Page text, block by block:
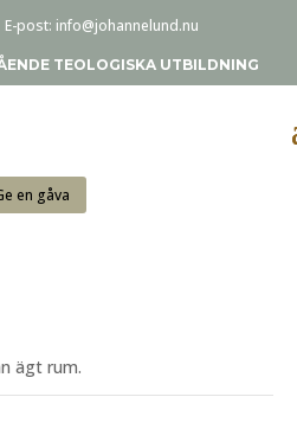
E-post: info@johannelund.nu
TEOLOGISKA UTBILDNING
en gåva
ägt rum.